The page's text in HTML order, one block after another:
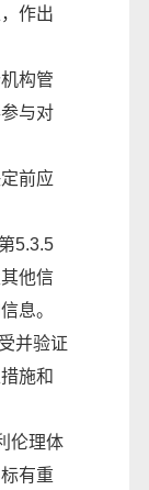
作出
构管
与对
前应
5.3.5
他信
息。
并验证
施和
伦理体
有重